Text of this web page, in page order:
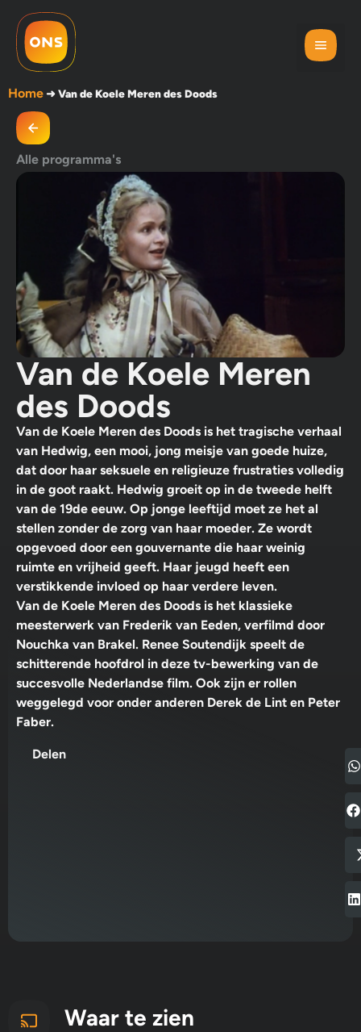
Home➜Van de Koele Meren des Doods
Alle programma's
Van de Koele Meren
des Doods
Van de Koele Meren des Doods is het tragische verhaal
van Hedwig, een mooi, jong meisje van goede huize,
dat door haar seksuele en religieuze frustraties volledig
in de goot raakt. Hedwig groeit op in de tweede helft
van de 19de eeuw. Op jonge leeftijd moet ze het al
stellen zonder de zorg van haar moeder. Ze wordt
opgevoed door een gouvernante die haar weinig
ruimte en vrijheid geeft. Haar jeugd heeft een
verstikkende invloed op haar verdere leven.
Van de Koele Meren des Doods is het klassieke
meesterwerk van Frederik van Eeden, verfilmd door
Nouchka van Brakel. Renee Soutendijk speelt de
schitterende hoofdrol in deze tv-bewerking van de
succesvolle Nederlandse film. Ook zijn er rollen
weggelegd voor onder anderen Derek de Lint en Peter
Faber.
Delen
Waar te zien